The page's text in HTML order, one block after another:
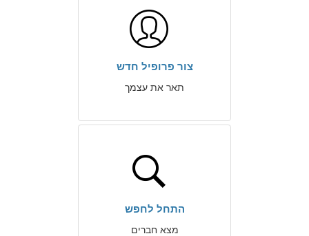
צור פרופיל חדש
תאר את עצמך
התחל לחפש
מצא חברים